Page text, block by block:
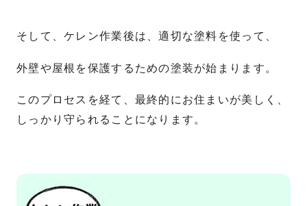
そして、ケレン作業後は、適切な塗料を使って、
外壁や屋根を保護するための塗装が始まります。
このプロセスを経て、最終的にお住まいが美しく、
しっかり守られることになります。